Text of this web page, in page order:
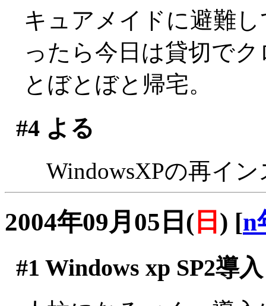
キュアメイドに避難
ったら今日は貸切で
とぼとぼと帰宅。
#4よる
WindowsXPの再イ
2004年09月05日( 日 ) [n
#1 Windows xp SP2導入